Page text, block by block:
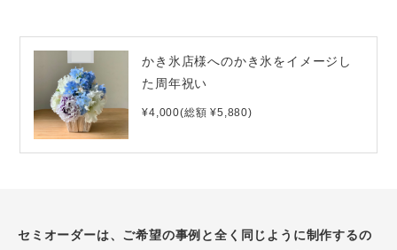
かき氷店様へのかき氷をイメージし
た周年祝い
¥4,000(総額 ¥5,880)
セミオーダーは、ご希望の事例と全く同じように制作するの